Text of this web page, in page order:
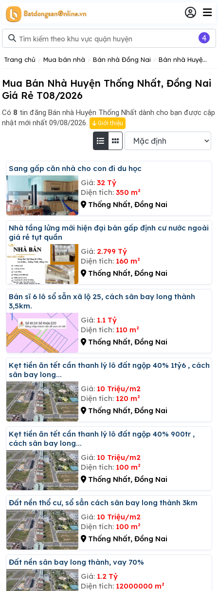
Trang chủ Mua bán nhà Bán nhà Đồng Nai Bán nhà Huyện Thống Nhất
Mua Bán Nhà Huyện Thống Nhất, Đồng Nai
Giá Rẻ T08/2026
Có 8 tin đăng Bán nhà Huyện Thống Nhất dành cho bạn được cập
nhật mới nhất 09/08/2026.
Giới thiệu
Sang gấp căn nhà cho con đi du học
Giá: 32 Tỷ
Diện tích: 350 m²
Thống Nhất, Đồng Nai
Nhà tầng lửng mới hiện đại bán gấp định cư nước ngoài
giá rẻ tụt quần
Giá: 2.799 Tỷ
Diện tích: 160 m²
Thống Nhất, Đồng Nai
Bán sĩ 6 lô sổ sẵn xã lộ 25, cách sân bay long thành
3,5km.
Giá: 1.1 Tỷ
Diện tích: 110 m²
Thống Nhất, Đồng Nai
Kẹt tiền ăn tết cần thanh lý lô đất ngộp 40% 1tỷ6 , cách
sân bay long...
Giá: 10 Triệu/m2
Diện tích: 120 m²
Thống Nhất, Đồng Nai
Kẹt tiền ăn tết cần thanh lý lô đất ngộp 40% 900tr ,
cách sân bay long...
Giá: 10 Triệu/m2
Diện tích: 100 m²
Thống Nhất, Đồng Nai
đất nền thổ cư, sổ sẳn cách sân bay long thành 3km
Giá: 10 Triệu/m2
Diện tích: 100 m²
Thống Nhất, Đồng Nai
đất nền sân bay long thành, vay 70%
Giá: 1.2 Tỷ
Diện tích: 12000000 m²
4